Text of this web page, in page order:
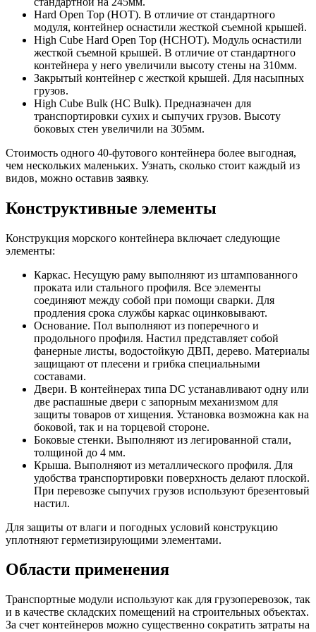
Hard Open Top (HOT). В отличие от стандартного
модуля, контейнер оснастили жесткой съемной крышей.
High Cube Hard Open Top (HCHOT). Модуль оснастили
жесткой съемной крышей. В отличие от стандартного
контейнера у него увеличили высоту стены на 310мм.
Закрытый контейнер с жесткой крышей. Для насыпных
грузов.
High Cube Bulk (HC Bulk). Предназначен для
транспортировки сухих и сыпучих грузов. Высоту
боковых стен увеличили на 305мм.
Стоимость одного 40-футового контейнера более выгодная,
чем нескольких маленьких. Узнать, сколько стоит каждый из
видов, можно оставив заявку.
Конструктивные элементы
Конструкция морского контейнера включает следующие
элементы:
Каркас. Несущую раму выполняют из штампованного
проката или стального профиля. Все элементы
соединяют между собой при помощи сварки. Для
продления срока службы каркас оцинковывают.
Основание. Пол выполняют из поперечного и
продольного профиля. Настил представляет собой
фанерные листы, водостойкую ДВП, дерево. Материалы
защищают от плесени и грибка специальными
составами.
Двери. В контейнерах типа DC устанавливают одну или
две распашные двери с запорным механизмом для
защиты товаров от хищения. Установка возможна как на
боковой, так и на торцевой стороне.
Боковые стенки. Выполняют из легированной стали,
толщиной до 4 мм.
Крыша. Выполняют из металлического профиля. Для
удобства транспортировки поверхность делают плоской.
При перевозке сыпучих грузов используют брезентовый
настил.
Для защиты от влаги и погодных условий конструкцию
уплотняют герметизирующими элементами.
Области применения
Транспортные модули используют как для грузоперевозок, так
и в качестве складских помещений на строительных объектах.
За счет контейнеров можно существенно сократить затраты на